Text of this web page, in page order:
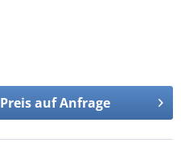
Preis auf Anfrage